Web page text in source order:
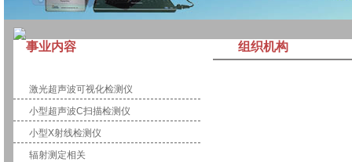
事业内容
激光超声波可视化检测仪
小型超声波C扫描检测仪
小型X射线检测仪
辐射测定相关
组织机构